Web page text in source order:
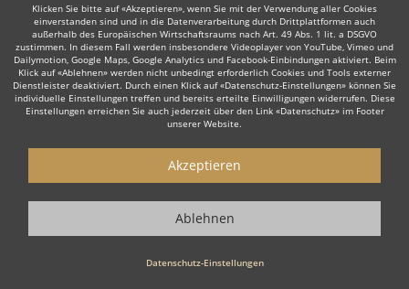
Wie funktioniert's?
1. Kostenlos anfragen
Starten Sie mit dem Button 'Kostenlos anfragen' eine Anfrage an die für
Button finden Sie auf den jeweiligen Künstler-Profil-Seiten der Redner.
Sie erhalten Angebote Ihrer angefragten Redner. Nutzen Sie die
Funktionen der eventpeppers-Plattform oder telefonieren Sie direkt mit
Klicken Sie bitte auf «Akzeptieren», wenn Sie mit der Verwendung aller Cookies
einverstanden sind und in die Datenverarbeitung durch Drittplattformen auch
außerhalb des Europäischen Wirtschaftsraums nach Art. 49 Abs. 1 lit. a DSGVO
zustimmen. In diesem Fall werden insbesondere Videoplayer von YouTube, Vimeo und
Dailymotion, Google Maps, Google Analytics und Facebook-Einbindungen aktiviert. Beim
Klick auf «Ablehnen» werden nicht unbedingt erforderlich Cookies und Tools externer
Dienstleister deaktiviert. Durch einen Klick auf «Datenschutz-Einstellungen» können Sie
individuelle Einstellungen treffen und bereits erteilte Einwilligungen widerrufen. Diese
Einstellungen erreichen Sie auch jederzeit über den Link «Datenschutz» im Footer
unserer Website.
Datenschutz-Einstellungen
Akzeptieren
Ablehnen